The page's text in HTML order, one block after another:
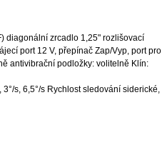
diagonální zrcadlo 1,25" rozlišovací
port 12 V, přepínač Zap/Vyp, port pro
antivibrační podložky: volitelně Klín:
s, 6,5°/s Rychlost sledování siderické,